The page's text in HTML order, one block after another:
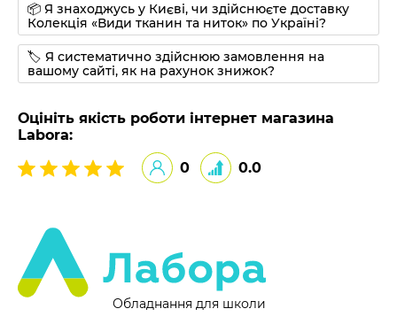
📦 Я знаходжусь у Києві, чи здійснюєте доставку
Колекція «Види тканин та ниток» по Україні?
🏷 Я систематично здійснюю замовлення на
вашому сайті, як на рахунок знижок?
Оцініть якість роботи інтернет магазина
Labora:
0
0.0
Обладнання для школи